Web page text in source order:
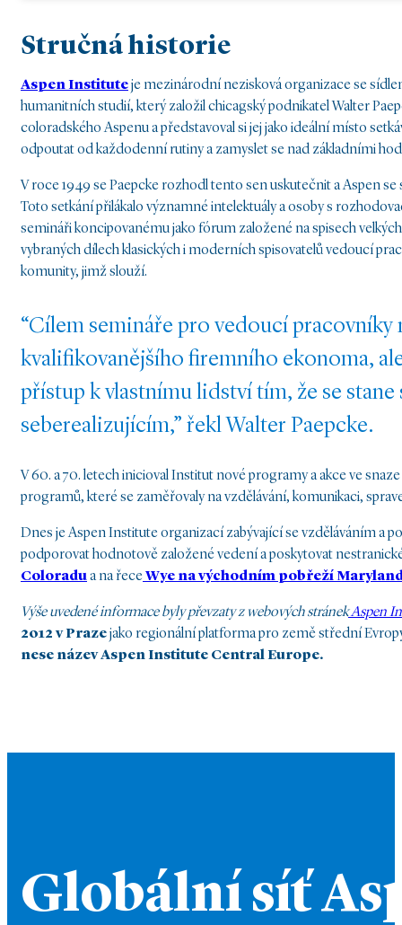
Stručná historie
Aspen Instituteje mezinárodní nezisková organizace se
humanitních studií, který založil chicagský podnikatel Walter
coloradského Aspenu a představoval si jej jako ideální místo
odpoutat od každodenní rutiny a zamyslet se nad základními
V roce 1949 se Paepcke rozhodl tento sen uskutečnit a Aspen
Toto setkání přilákalo významné intelektuály a osoby s
semináři koncipovanému jako fórum založené na spisech
vybraných dílech klasických i moderních spisovatelů vedoucí
komunity, jimž slouží.
“Cílem semináře pro vedoucí
kvalifikovanějšího firemního ekonoma,
přístup k vlastnímu lidství tím, že se
seberealizujícím,” řekl Walter Paepcke.
V 60. a 70. letech inicioval Institut nové programy a akce ve
programů, které se zaměřovaly na vzdělávání, komunikaci,
Dnes je Aspen Institute organizací zabývající se vzděláváním a
podporovat hodnotově založené vedení a poskytovat
Coloradua na řeceWye na východním pobřeží
Výše uvedené informace byly převzaty z webových stránekAspen
2012 v Prazejako regionální platforma pro země střední
nese název Aspen Institute Central Europe.
Globální síť